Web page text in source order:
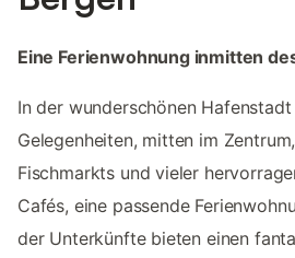
Eine Ferienwohnung inmitten
In der wunderschönen
Gelegenheiten, mitten im
Fischmarkts und vieler
Cafés, eine passende
der Unterkünfte bieten einen